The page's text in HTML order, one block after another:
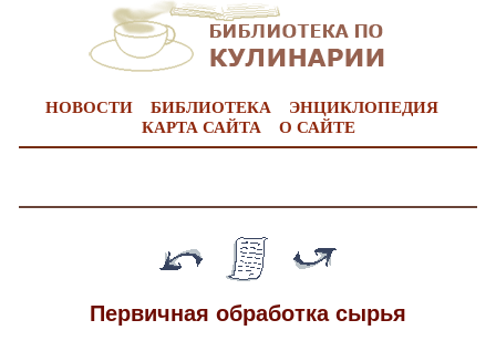
НОВОСТИ БИБЛИОТЕКА
ЭНЦИКЛОПЕДИЯ
КАРТА САЙТА
О САЙТЕ
Первичная обработка сырья